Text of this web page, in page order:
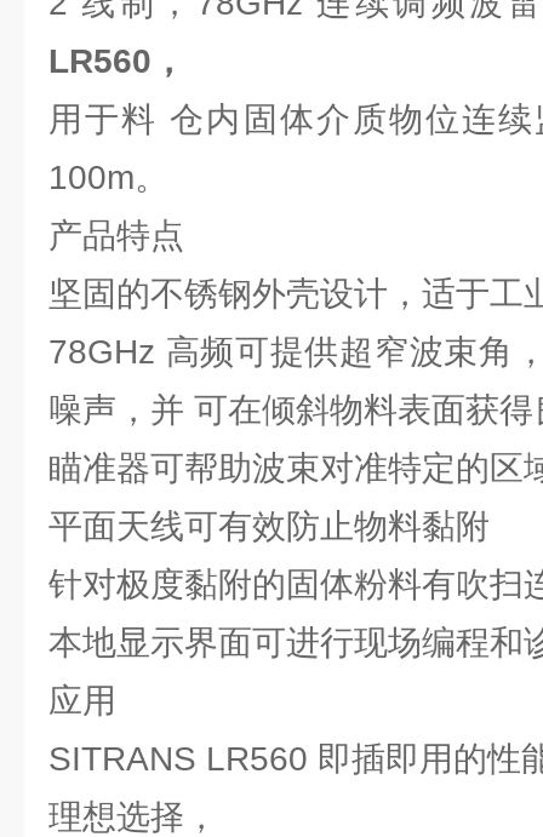
LR560，
用于料 仓内固体介质物位连
100m。
产品特点
坚固的不锈钢外壳设计，适于工
78GHz 高频可提供超窄波束角
噪声，并 可在倾斜物料表面获
瞄准器可帮助波束对准特定的区
平面天线可有效防止物料黏附
针对极度黏附的固体粉料有吹扫
本地显示界面可进行现场编程和
应用
SITRANS LR560 即插即用的性
理想选择，